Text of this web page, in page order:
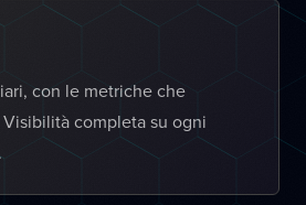
con le metriche che
completa su ogni